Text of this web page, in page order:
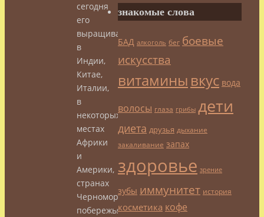
сегодня
его
выращивают
в
Индии,
Китае,
Италии,
в
некоторых
местах
Африки
и
Америки,
странах
Черноморского
побережья,
знакомые слова
БАД алкоголь бег боевые
искусства
витамины вкус вода
волосы глаза грибы дети
диета друзья дыхание
закаливание запах
здоровье зрение
зубы иммунитет история
косметика кофе